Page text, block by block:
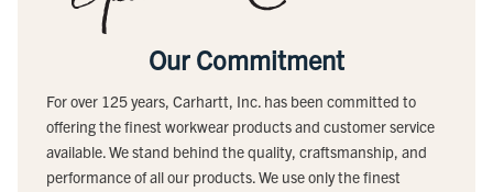
Our Commitment
For over 125 years, Carhartt, Inc. has been committed to
offering the finest workwear products and customer service
available. We stand behind the quality, craftsmanship, and
performance of all our products. We use only the finest